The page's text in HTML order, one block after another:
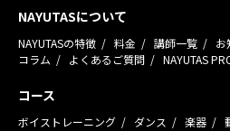
NAYUTASについて
NAYUTASの特徴 料金 講師一覧 お
コラム
よくあるご質問 NAYUTAS
コース
ボイストレーニング ダンス 楽器